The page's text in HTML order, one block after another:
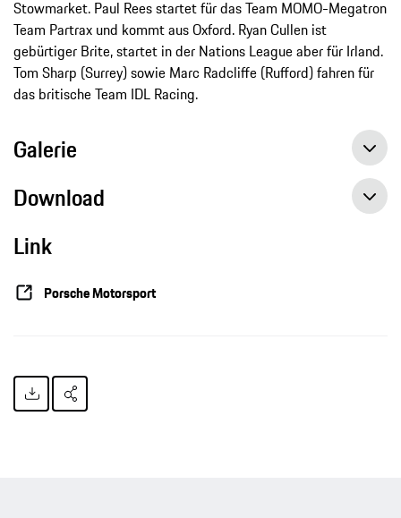
Stowmarket. Paul Rees startet für das Team MOMO-Megatron
Team Partrax und kommt aus Oxford. Ryan Cullen ist
gebürtiger Brite, startet in der Nations League aber für Irland.
Tom Sharp (Surrey) sowie Marc Radcliffe (Rufford) fahren für
das britische Team IDL Racing.
Galerie
Download
Link
Porsche Motorsport